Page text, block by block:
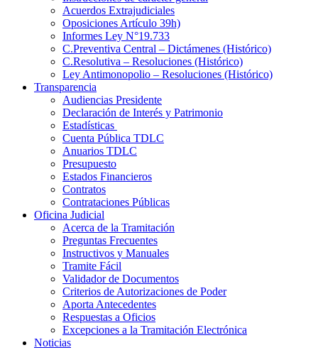
Acuerdos Extrajudiciales
Oposiciones Artículo 39h)
Informes Ley N°19.733
C.Preventiva Central – Dictámenes (Histórico)
C.Resolutiva – Resoluciones (Histórico)
Ley Antimonopolio – Resoluciones (Histórico)
Transparencia
Audiencias Presidente
Declaración de Interés y Patrimonio
Estadísticas
Cuenta Pública TDLC
Anuarios TDLC
Presupuesto
Estados Financieros
Contratos
Contrataciones Públicas
Oficina Judicial
Acerca de la Tramitación
Preguntas Frecuentes
Instructivos y Manuales
Tramite Fácil
Validador de Documentos
Criterios de Autorizaciones de Poder
Aporta Antecedentes
Respuestas a Oficios
Excepciones a la Tramitación Electrónica
Noticias